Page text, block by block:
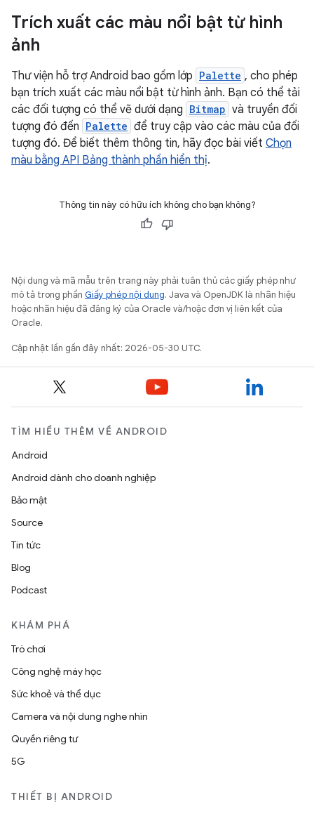
Trích xuất các màu nổi bật từ hình
ảnh
Thư viện hỗ trợ Android bao gồm lớp Palette , cho phép
bạn trích xuất các màu nổi bật từ hình ảnh. Bạn có thể tải
các đối tượng có thể vẽ dưới dạng Bitmap và truyền đối
tượng đó đến Palette để truy cập vào các màu của đối
tượng đó. Để biết thêm thông tin, hãy đọc bài viết Chọn
màu bằng API Bảng thành phần hiển thị.
Thông tin này có hữu ích không cho bạn không?
Nội dung và mã mẫu trên trang này phải tuân thủ các giấy phép như
mô tả trong phần Giấy phép nội dung. Java và OpenJDK là nhãn hiệu
hoặc nhãn hiệu đã đăng ký của Oracle và/hoặc đơn vị liên kết của
Oracle.
Cập nhật lần gần đây nhất: 2026-05-30 UTC.
TÌM HIỂU THÊM VỀ ANDROID
Android
Android dành cho doanh nghiệp
Bảo mật
Source
Tin tức
Blog
Podcast
KHÁM PHÁ
Trò chơi
Công nghệ máy học
Sức khoẻ và thể dục
Camera và nội dung nghe nhìn
Quyền riêng tư
5G
THIẾT BỊ ANDROID